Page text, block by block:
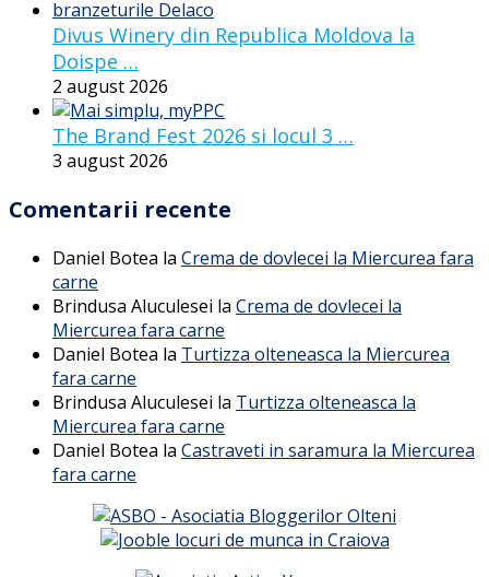
Divus Winery din Republica Moldova la
Doispe …
2 august 2026
The Brand Fest 2026 si locul 3 …
3 august 2026
Comentarii recente
Daniel Botea la Crema de dovlecei la Miercurea fara
carne
Brindusa Aluculesei la Crema de dovlecei la
Miercurea fara carne
Daniel Botea la Turtizza olteneasca la Miercurea
fara carne
Brindusa Aluculesei la Turtizza olteneasca la
Miercurea fara carne
Daniel Botea la Castraveti in saramura la Miercurea
fara carne